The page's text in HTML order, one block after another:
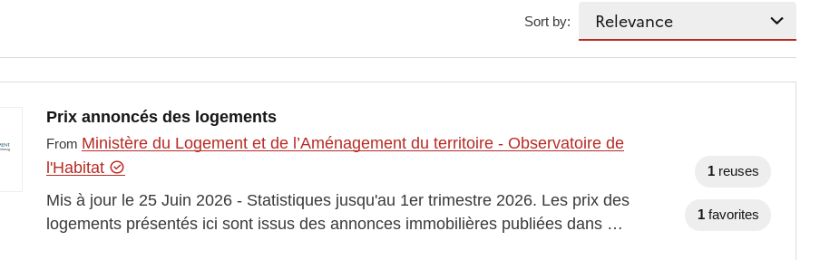
Sort by:
Prix annoncés des logements
From Ministère du Logement et de l’Aménagement du territoire - Observatoire de
l'Habitat
Mis à jour le 25 Juin 2026 - Statistiques jusqu'au 1er trimestre 2026. Les prix des
logements présentés ici sont issus des annonces immobilières publiées dans …
1 reuses
1 favorites